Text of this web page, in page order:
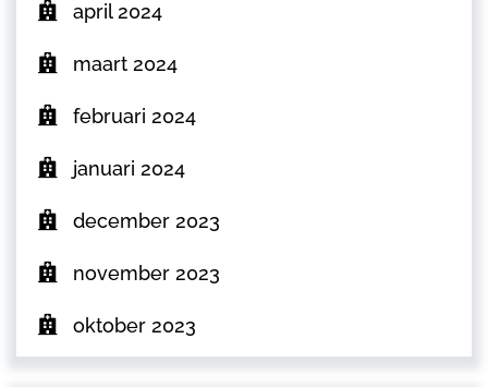
april 2024
maart 2024
februari 2024
januari 2024
december 2023
november 2023
oktober 2023